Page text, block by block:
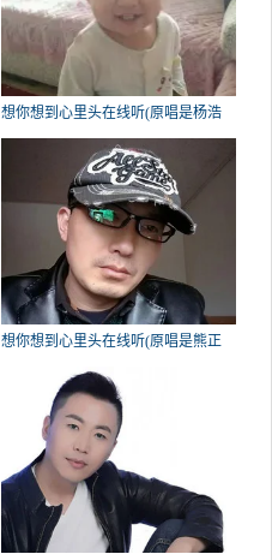
想你想到心里头在线听(原唱是杨浩
龙)，海之澜演唱点播:124次
想你想到心里头在线听(原唱是熊正
明)，功夫演唱点播:79次